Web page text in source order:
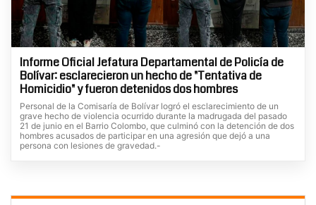
Informe Oficial Jefatura Departamental de Policía de
Bolívar: esclarecieron un hecho de "Tentativa de
Homicidio" y fueron detenidos dos hombres
Personal de la Comisaría de Bolívar logró el esclarecimiento de un
grave hecho de violencia ocurrido durante la madrugada del pasado
21 de junio en el Barrio Colombo, que culminó con la detención de dos
hombres acusados de participar en una agresión que dejó a una
persona con lesiones de gravedad.-